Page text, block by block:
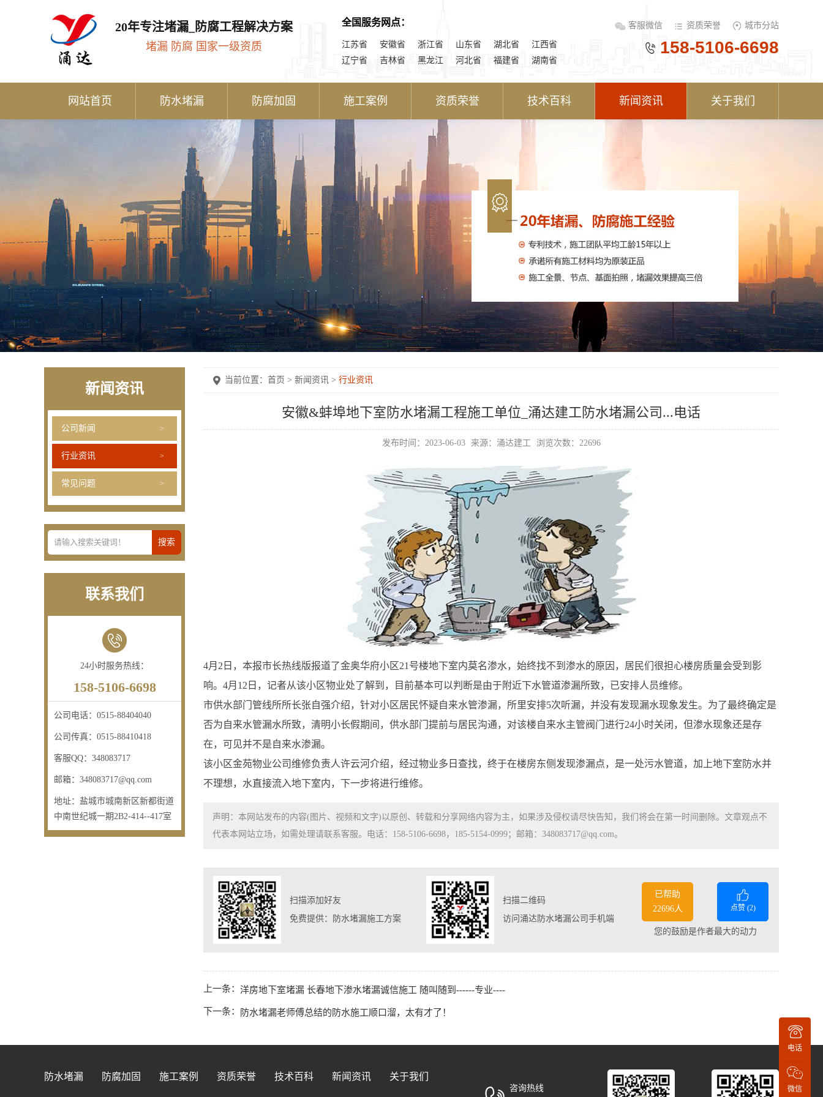
20年专注堵漏_防腐工程解决方案
堵漏 防腐 国家一级资质
全国服务网点：
江苏省 安徽省 浙江省 山东省 湖北省
江西省
辽宁省
吉林省 黑龙江 河北省 福建省 湖南省
客服微信 资质荣誉 城市分站
158-5106-6698
网站首页 防水堵漏 防腐加固 施工案例 资质荣誉 技术百科 新闻资讯 关于我们
新闻资讯
公司新闻
行业资讯
常见问题
联系我们
24小时服务热线：
158-5106-6698
公司电话： 0515-88404040
公司传真： 0515-88410418
客服QQ： 348083717
邮箱： 348083717@qq.com
地址： 盐城市城南新区新都街道
中南世纪城一期2B2-414--417室
当前位置： 首页 > 新闻资讯 > 行业资讯
安徽&蚌埠地下室防水堵漏工程施工单位_涌达建工防水堵漏公司...电话
发布时间：2023-06-03 来源：涌达建工 浏览次数：22696
4月2日，本报市长热线版报道了金奥华府小区21号楼地下室内莫名渗水，始终找不到渗水的原因，居民们很担心楼房质量会受到影
响。4月12日，记者从该小区物业处了解到，目前基本可以判断是由于附近下水管道渗漏所致，已安排人员维修。
市供水部门管线所所长张自强介绍，针对小区居民怀疑自来水管渗漏，所里安排5次听漏，并没有发现漏水现象发生。为了最终确定是
否为自来水管漏水所致，清明小长假期间，供水部门提前与居民沟通，对该楼自来水主管阀门进行24小时关闭，但渗水现象还是存
在，可见并不是自来水渗漏。
该小区金苑物业公司维修负责人许云河介绍，经过物业多日查找，终于在楼房东侧发现渗漏点，是一处污水管道，加上地下室防水并
不理想，水直接流入地下室内，下一步将进行维修。
声明：本网站发布的内容(图片、视频和文字)以原创、转载和分享网络内容为主，如果涉及侵权请尽快告知，我们将会在第一时间删除。文章观点不
代表本网站立场，如需处理请联系客服。电话：158-5106-6698，185-5154-0999；邮箱：348083717@qq.com。
扫描添加好友
免费提供：防水堵漏施工方案
扫描二维码
访问涌达防水堵漏公司手机端
已帮助
22696人
点赞 (2)
您的鼓励是作者最大的动力
上一条： 洋房地下室堵漏 长春地下渗水堵漏诚信施工 随叫随到------专业----
下一条： 防水堵漏老师傅总结的防水施工顺口溜，太有才了！
防水堵漏 防腐加固 施工案例 资质荣誉 技术百科 新闻资讯 关于我们
咨询热线
电话
微信